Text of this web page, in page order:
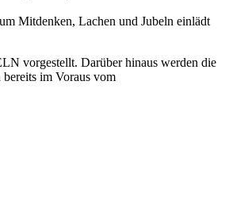
Mitdenken, Lachen und Jubeln einlädt
vorgestellt. Darüber hinaus werden die
im Voraus vom